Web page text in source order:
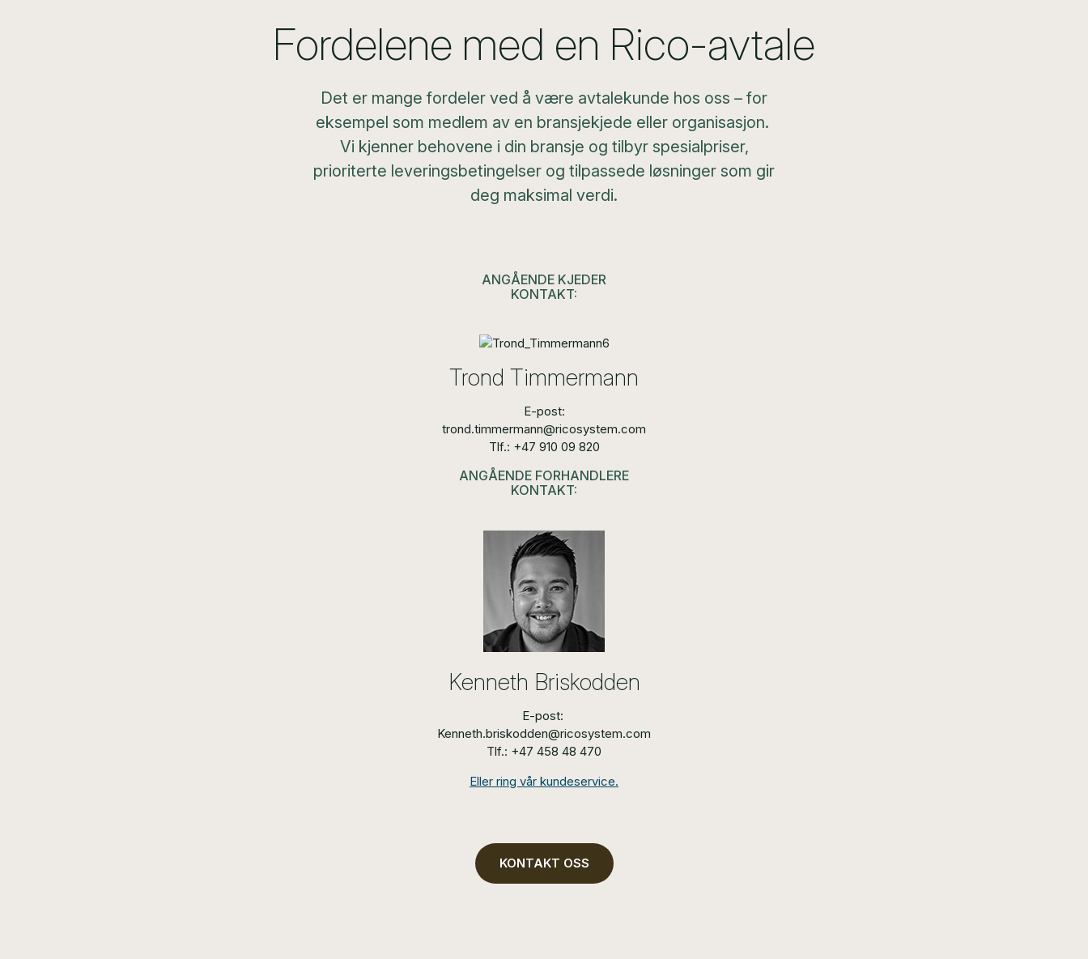
Fordelene med en Rico-avtale
Det er mange fordeler ved å være avtalekunde hos oss – for
eksempel som medlem av en bransjekjede eller organisasjon.
Vi kjenner behovene i din bransje og tilbyr spesialpriser,
prioriterte leveringsbetingelser og tilpassede løsninger som gir
deg maksimal verdi.
ANGÅENDE KJEDER
KONTAKT:
Trond Timmermann
E-post:
trond.timmermann@ricosystem.com
Tlf.: +47 910 09 820
ANGÅENDE FORHANDLERE
KONTAKT:
Kenneth Briskodden
E-post:
Kenneth.briskodden@ricosystem.com
Tlf.: +47 458 48 470
Eller ring vår kundeservice.
KONTAKT OSS